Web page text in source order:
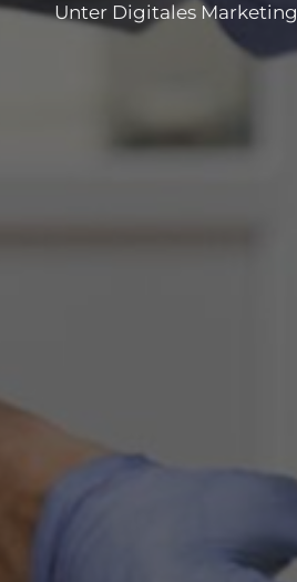
Unter Digitales Marketing